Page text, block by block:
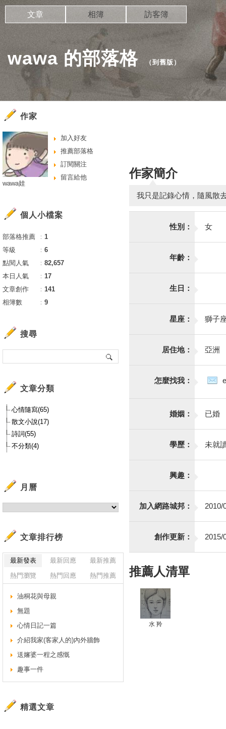
wawa 的部落格 （到舊版 ）
文章 相簿 訪客簿
作家簡介
我只是記錄心情，隨風散
性別： 女
年齡：
生日：
星座： 獅子
居住地： 亞洲
怎麼找我：
婚姻： 已婚
學歷： 未就
興趣：
加入網路城邦： 2010/
創作更新： 2015/
推薦人清單
水 羚
作家
加入好友
推薦部落格
訂閱關注
留言給他
wawa娃
個人小檔案
部落格推薦 ： 1
等級
： 6
點閱人氣
： 82,657
本日人氣
： 17
文章創作
： 141
相簿數
： 9
搜尋
文章分類
心情隨寫(65)
散文小說(17)
詩詞(55)
不分類(4)
月曆
文章排行榜
最新發表 最新回應
最新推薦
熱門瀏覽
熱門回應 熱門推薦
油桐花與母親
無題
心情日記一篇
介紹我家(客家人的)內外牆飾
送嬸婆一程之感慨
趣事一件
精選文章